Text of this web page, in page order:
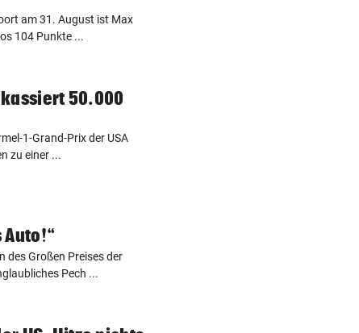
am 31. August ist Max
104 Punkte ...
50.000
1-Grand-Prix der USA
zu einer ...
des Großen Preises der
Pech ...